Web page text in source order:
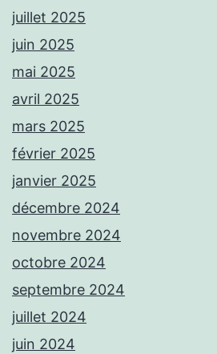
juillet 2025
juin 2025
mai 2025
avril 2025
mars 2025
février 2025
janvier 2025
décembre 2024
novembre 2024
octobre 2024
septembre 2024
juillet 2024
juin 2024